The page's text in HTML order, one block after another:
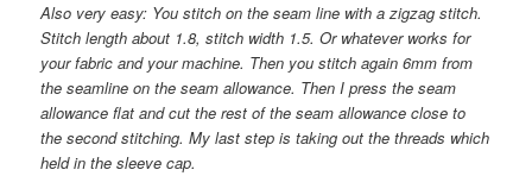
Also very easy: You stitch on the seam line with a zigzag stitch.
Stitch length about 1.8, stitch width 1.5. Or whatever works for
your fabric and your machine. Then you stitch again 6mm from
the seamline on the seam allowance. Then I press the seam
allowance flat and cut the rest of the seam allowance close to
the second stitching. My last step is taking out the threads which
held in the sleeve cap.